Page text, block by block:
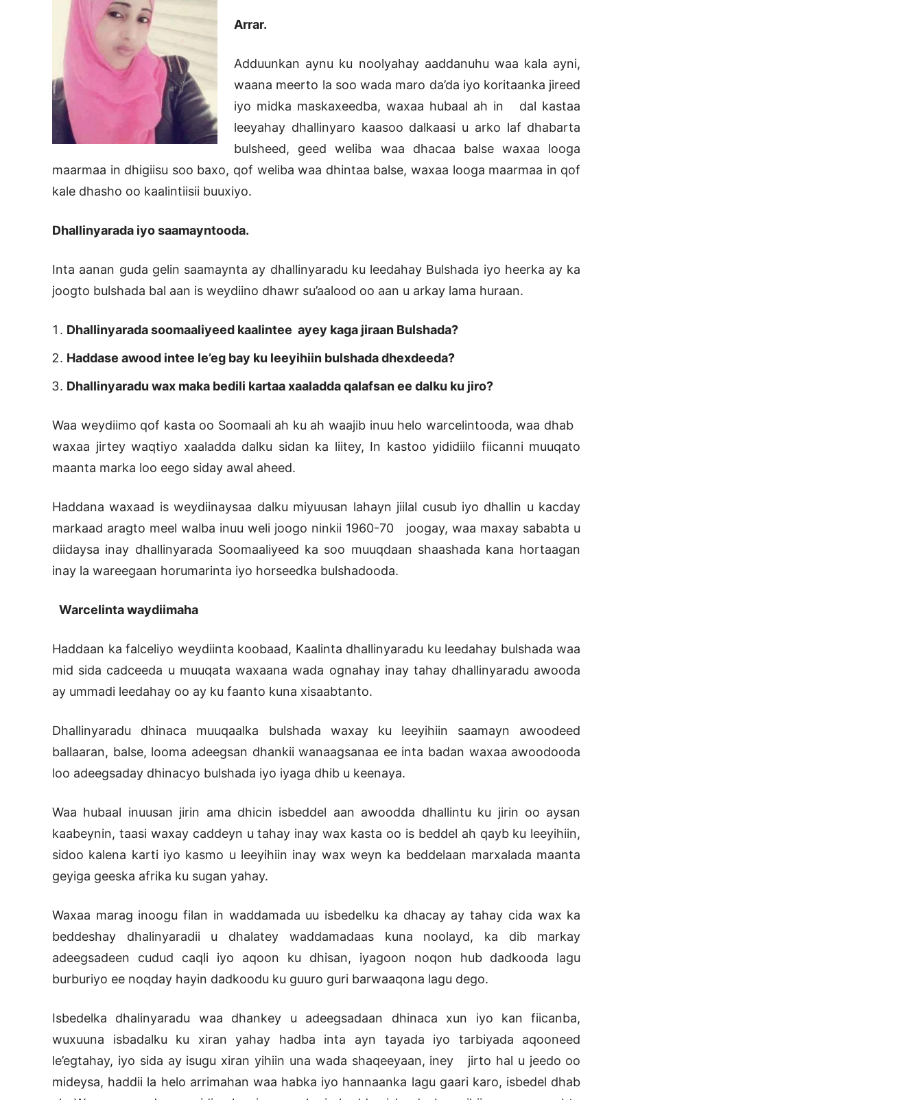
Arrar.
Adduunkan aynu ku noolyahay aaddanuhu waa kala ayni,
waana meerto la soo wada maro da’da iyo koritaanka jireed
iyo midka maskaxeedba, waxaa hubaal ah in dal kastaa
leeyahay dhallinyaro kaasoo dalkaasi u arko laf dhabarta
bulsheed, geed weliba waa dhacaa balse waxaa looga
maarmaa in dhigiisu soo baxo, qof weliba waa dhintaa balse, waxaa looga maarmaa in qof
kale dhasho oo kaalintiisii buuxiyo.
Dhallinyarada iyo saamayntooda.
Inta aanan guda gelin saamaynta ay dhallinyaradu ku leedahay Bulshada iyo heerka ay ka
joogto bulshada bal aan is weydiino dhawr su’aalood oo aan u arkay lama huraan.
Dhallinyarada soomaaliyeed kaalintee ayey kaga jiraan Bulshada?
Haddase awood intee le’eg bay ku leeyihiin bulshada dhexdeeda?
Dhallinyaradu wax maka bedili kartaa xaaladda qalafsan ee dalku ku jiro?
Waa weydiimo qof kasta oo Soomaali ah ku ah waajib inuu helo warcelintooda, waa dhab
waxaa jirtey waqtiyo xaaladda dalku sidan ka liitey, In kastoo yididiilo fiicanni muuqato
maanta marka loo eego siday awal aheed.
Haddana waxaad is weydiinaysaa dalku miyuusan lahayn jiilal cusub iyo dhallin u kacday
markaad aragto meel walba inuu weli joogo ninkii 1960-70 joogay, waa maxay sababta u
diidaysa inay dhallinyarada Soomaaliyeed ka soo muuqdaan shaashada kana hortaagan
inay la wareegaan horumarinta iyo horseedka bulshadooda.
Warcelinta waydiimaha
Haddaan ka falceliyo weydiinta koobaad, Kaalinta dhallinyaradu ku leedahay bulshada waa
mid sida cadceeda u muuqata waxaana wada ognahay inay tahay dhallinyaradu awooda
ay ummadi leedahay oo ay ku faanto kuna xisaabtanto.
Dhallinyaradu dhinaca muuqaalka bulshada waxay ku leeyihiin saamayn awoodeed
ballaaran, balse, looma adeegsan dhankii wanaagsanaa ee inta badan waxaa awoodooda
loo adeegsaday dhinacyo bulshada iyo iyaga dhib u keenaya.
Waa hubaal inuusan jirin ama dhicin isbeddel aan awoodda dhallintu ku jirin oo aysan
kaabeynin, taasi waxay caddeyn u tahay inay wax kasta oo is beddel ah qayb ku leeyihiin,
sidoo kalena karti iyo kasmo u leeyihiin inay wax weyn ka beddelaan marxalada maanta
geyiga geeska afrika ku sugan yahay.
Waxaa marag inoogu filan in waddamada uu isbedelku ka dhacay ay tahay cida wax ka
beddeshay dhalinyaradii u dhalatey waddamadaas kuna noolayd, ka dib markay
adeegsadeen cudud caqli iyo aqoon ku dhisan, iyagoon noqon hub dadkooda lagu
burburiyo ee noqday hayin dadkoodu ku guuro guri barwaaqona lagu dego.
Isbedelka dhalinyaradu waa dhankey u adeegsadaan dhinaca xun iyo kan fiicanba,
wuxuuna isbadalku ku xiran yahay hadba inta ayn tayada iyo tarbiyada aqooneed
le’egtahay, iyo sida ay isugu xiran yihiin una wada shaqeeyaan, iney jirto hal u jeedo oo
mideysa, haddii la helo arrimahan waa habka iyo hannaanka lagu gaari karo, isbedel dhab